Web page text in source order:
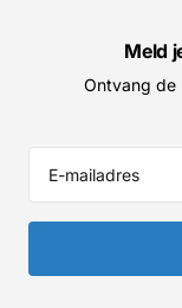
Meld
Ontvang de